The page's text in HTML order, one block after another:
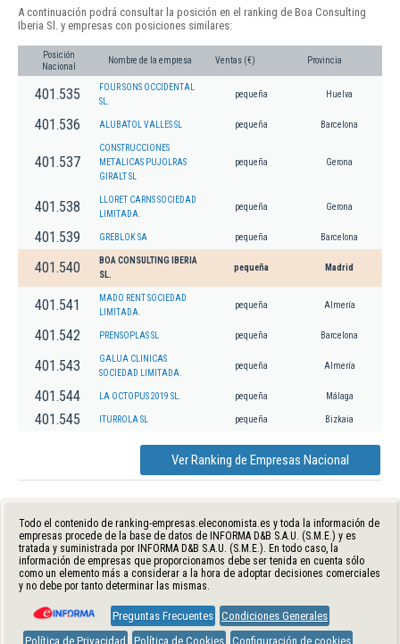
A continuación podrá consultar la posición en el ranking de Boa Consulting
Iberia Sl. y empresas con posiciones similares:
Posición
Nacional
Nombre de la empresa Ventas (€) Provincia
401.535
FOUR SONS OCCIDENTAL
SL.
pequeña Huelva
401.536 ALUBATOL VALLES SL pequeña Barcelona
401.537
CONSTRUCCIONES
METALICAS PUJOLRAS
GIRALT SL
pequeña Gerona
401.538
LLORET CARNS SOCIEDAD
LIMITADA.
pequeña Gerona
401.539 GREBLOK SA pequeña Barcelona
401.540
BOA CONSULTING IBERIA
SL.
pequeña Madrid
401.541
MADO RENT SOCIEDAD
LIMITADA.
pequeña Almería
401.542 PRENSOPLAS SL pequeña Barcelona
401.543
GALUA CLINICAS
SOCIEDAD LIMITADA.
pequeña Almería
401.544 LA OCTOPUS 2019 SL. pequeña Málaga
401.545 ITURROLA SL pequeña Bizkaia
Ver Ranking de Empresas Nacional
Todo el contenido de ranking-empresas.eleconomista.es y toda la información de
empresas procede de la base de datos de INFORMA D&B S.A.U. (S.M.E.) y es
tratada y suministrada por INFORMA D&B S.A.U. (S.M.E.). En todo caso, la
información de empresas que proporcionamos debe ser tenida en cuenta sólo
como un elemento más a considerar a la hora de adoptar decisiones comerciales
y no debe por tanto determinar las mismas.
Preguntas Frecuentes Condiciones Generales
Política de Privacidad
Política de Cookies Configuración de cookies